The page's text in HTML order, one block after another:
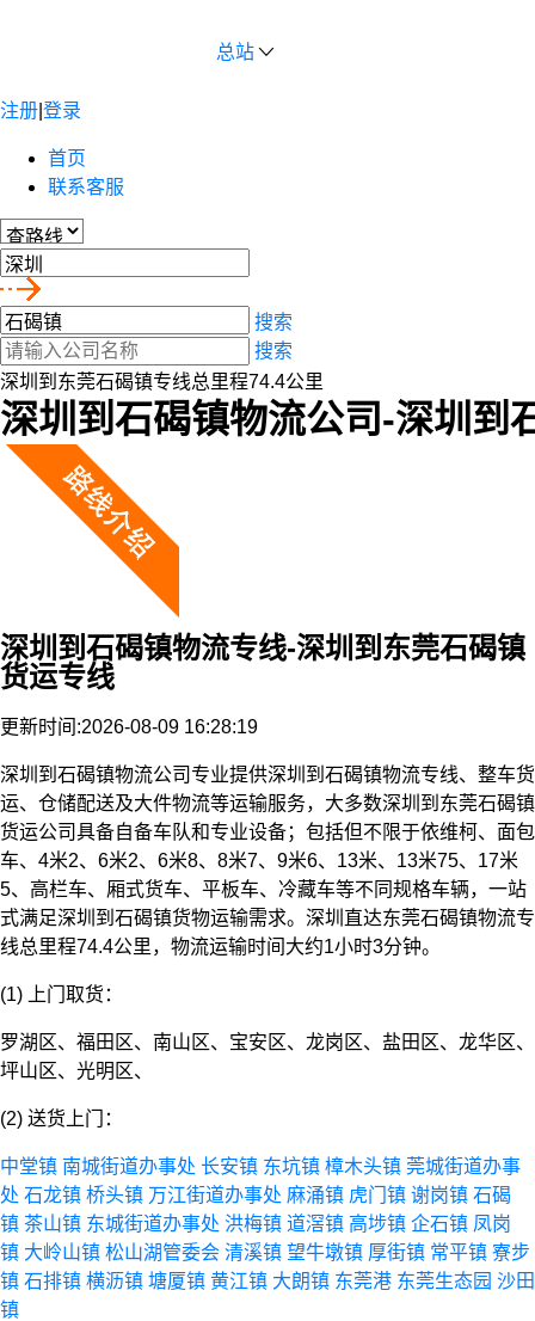
总站
注册 登录
首页
联系客服
搜索
搜索
深圳到东莞石碣镇专线总里程74.4公里
深圳到石碣镇物流公司-深圳到
深圳到石碣镇物流专线-深圳到东莞石碣镇
货运专线
更新时间:2026-08-09 16:28:19
深圳到石碣镇物流公司专业提供深圳到石碣镇物流专线、整车货
运、仓储配送及大件物流等运输服务，大多数深圳到东莞石碣镇
货运公司具备自备车队和专业设备；包括但不限于依维柯、面包
车、4米2、6米2、6米8、8米7、9米6、13米、13米75、17米
5、高栏车、厢式货车、平板车、冷藏车等不同规格车辆，一站
式满足深圳到石碣镇货物运输需求。深圳直达东莞石碣镇物流专
线总里程74.4公里，物流运输时间大约1小时3分钟。
(1) 上门取货：
罗湖区、福田区、南山区、宝安区、龙岗区、盐田区、龙华区、
坪山区、光明区、
(2) 送货上门：
中堂镇 南城街道办事处 长安镇 东坑镇 樟木头镇 莞城街道办事
处 石龙镇 桥头镇 万江街道办事处 麻涌镇 虎门镇 谢岗镇 石碣
镇 茶山镇 东城街道办事处 洪梅镇 道滘镇 高埗镇 企石镇 凤岗
镇 大岭山镇 松山湖管委会 清溪镇 望牛墩镇 厚街镇 常平镇 寮步
镇 石排镇 横沥镇 塘厦镇 黄江镇 大朗镇 东莞港 东莞生态园 沙田
镇